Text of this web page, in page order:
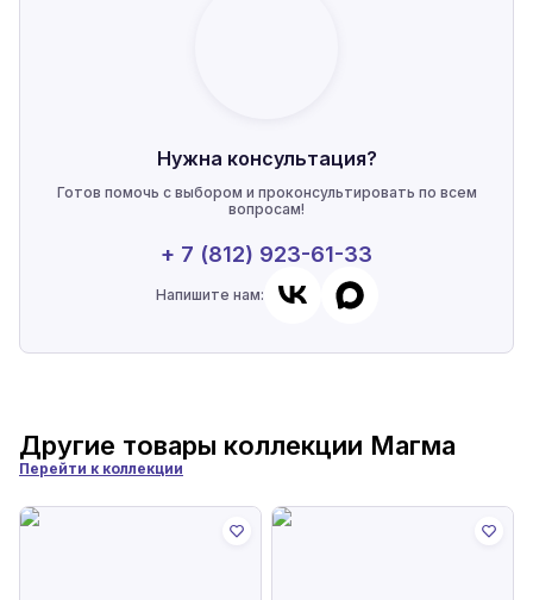
Нужна консультация?
Готов помочь с выбором и проконсультировать по всем
вопросам!
+ 7 (812) 923-61-33
Напишите нам:
Другие товары коллекции Магма
Перейти к коллекции